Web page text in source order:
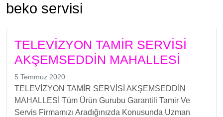
beko servisi
TELEVİZYON TAMİR SERVİSİ
AKŞEMSEDDİN MAHALLESİ
5 Temmuz 2020
TELEVİZYON TAMİR SERVİSİ AKŞEMSEDDİN
MAHALLESİ Tüm Ürün Gurubu Garantili Tamir Ve
Servis Firmamızı Aradığınızda Konusunda Uzman